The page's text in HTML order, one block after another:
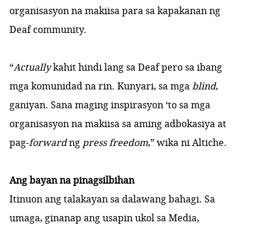
organisasyon na makiisa para sa kapakanan ng
Deaf community.
“Actuallykahit hindi lang sa Deaf pero sa ibang
mga komunidad na rin. Kunyari, sa mgablind,
ganiyan. Sana maging inspirasyon ‘to sa mga
organisasyon na makiisa sa aming adbokasiya at
pag-forwardng press freedom,” wika ni Altiche.
Ang bayan na pinagsilbihan
Itinuon ang talakayan sa dalawang bahagi. Sa
umaga, ginanap ang usapin ukol sa Media,